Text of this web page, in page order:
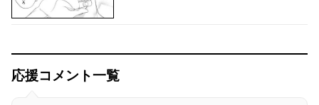
応援コメント一覧